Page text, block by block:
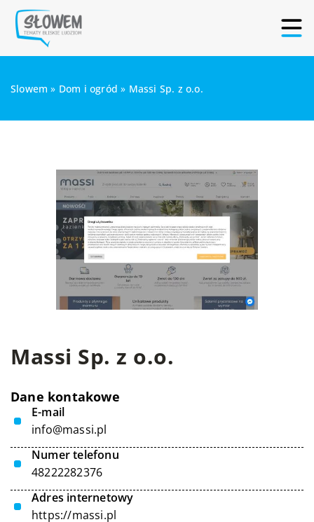
Slowem » Dom i ogród » Massi Sp. z o.o.
Massi Sp. z o.o.
Dane kontakowe
E-mail
info@massi.pl
Numer telefonu
48222282376
Adres internetowy
https://massi.pl